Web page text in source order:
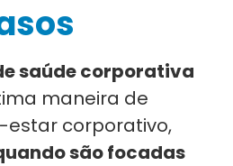
saúde corporativa
maneira de
corporativo,
são focadas